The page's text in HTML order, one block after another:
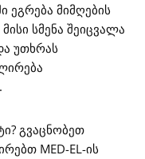
ეგრება მიმღების
სმენა შეიცვალა
უთხრას
გვაცნობეთ
MED-EL-ის